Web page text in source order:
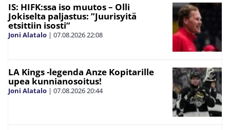
IS: HIFK:ssa iso muutos – Olli
Jokiselta paljastus: ”Juurisyitä
etsittiin isosti”
Joni Alatalo | 07.08.202622:08
LA Kings -legenda Anze Kopitarille
upea kunnianosoitus!
Joni Alatalo | 07.08.202620:44